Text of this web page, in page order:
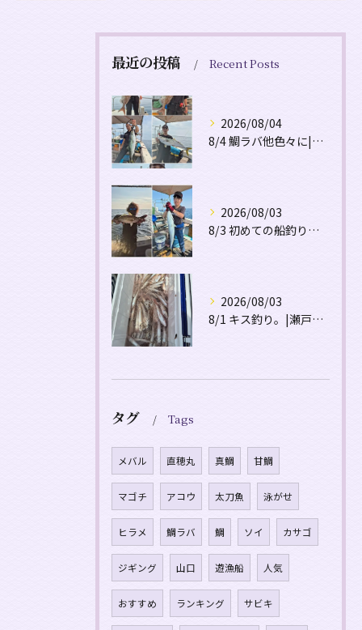
最近の投稿 Recent Posts
2026/08/04
8/4 鯛ラバ他色々に|瀬戸内・山口・周南【遊漁船直穂丸】
2026/08/03
8/3 初めての船釣り。|瀬戸内・山口・周南【遊漁船直穂丸】
2026/08/03
8/1 キス釣り。|瀬戸内・山口・周南【遊漁船直穂丸】
タグ Tags
メバル 直穂丸 真鯛 甘鯛
マゴチ アコウ 太刀魚 泳がせ
ヒラメ 鯛ラバ 鯛 ソイ カサゴ
ジギング 山口 遊漁船 人気
おすすめ ランキング サビキ